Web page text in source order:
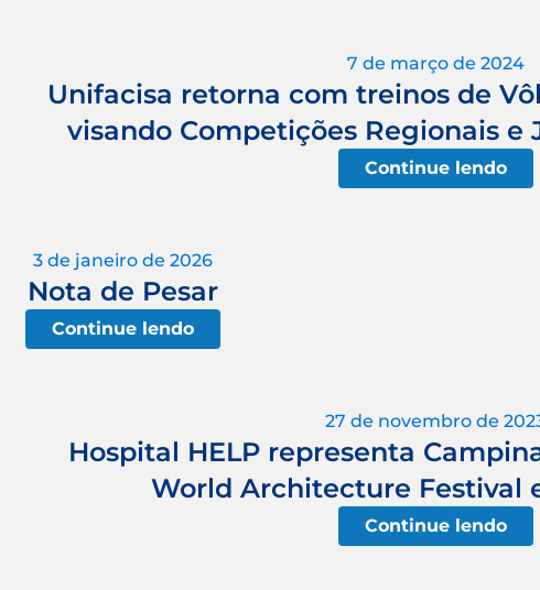
7 de março de 2024
Unifacisa retorna com treinos de
visando Competições Regionais e
Continue lendo
3 de janeiro de 2026
Nota de Pesar
Continue lendo
27 de novembro de
Hospital HELP representa
World Architecture Festival
Continue lendo